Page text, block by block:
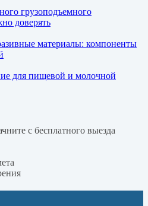
грузоподъемного
доверять
материалы: компоненты
для пищевой и молочной
с бесплатного выезда